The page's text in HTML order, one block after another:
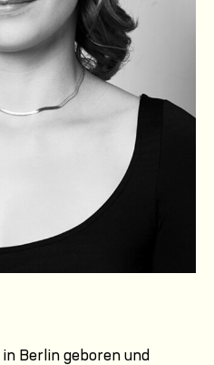
Berlin geboren und